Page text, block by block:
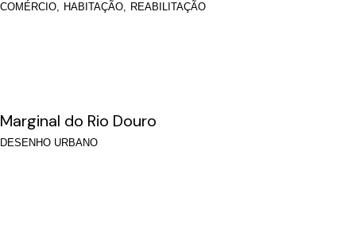
COMÉRCIO HABITAÇÃO REABILITAÇÃO
Marginal do Rio Douro
DESENHO URBANO